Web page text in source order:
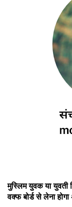
मुस्लिम युवक या युवती
वक्फ बोर्ड से लेना